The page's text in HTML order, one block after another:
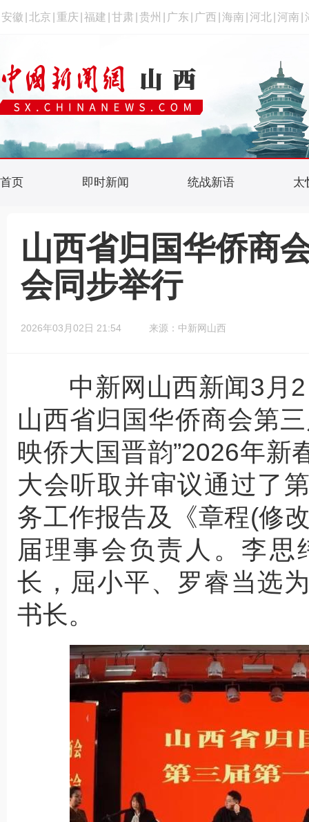
安徽 北京 重庆 福建 甘肃 贵州 广东 广西 海南 河北 河南
首页 即时新闻 统战新语 太
山西省归国华侨商
会同步举行
2026年03月02日 21:54 来源：中新网山西
中新网山西新闻3月2
山西省归国华侨商会第
映侨大国晋韵”2026年新
大会听取并审议通过了
务工作报告及《章程(修
届理事会负责人。李
长，屈小平、罗睿当选
书长。